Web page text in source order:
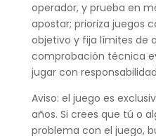
operador, y prueba en
apostar; prioriza juegos
objetivo y fija límites de
comprobación técnica
jugar con
Aviso: el juego es
años. Si crees que tú o
problema con el juego,